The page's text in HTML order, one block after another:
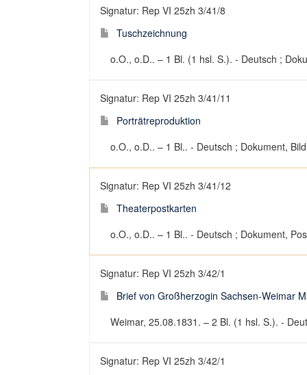
Signatur: Rep VI 25zh 3/41/8
Tuschzeichnung
o.O., o.D.. – 1 Bl. (1 hsl. S.). - Deutsch ;
Signatur: Rep VI 25zh 3/41/11
Porträtreproduktion
o.O., o.D.. – 1 Bl.. - Deutsch ; Dokument,
Signatur: Rep VI 25zh 3/41/12
Theaterpostkarten
o.O., o.D.. – 1 Bl.. - Deutsch ; Dokument,
Signatur: Rep VI 25zh 3/42/1
Brief von Großherzogin Sachsen-Weimar
Weimar, 25.08.1831. – 2 Bl. (1 hsl. S.). -
Signatur: Rep VI 25zh 3/42/1